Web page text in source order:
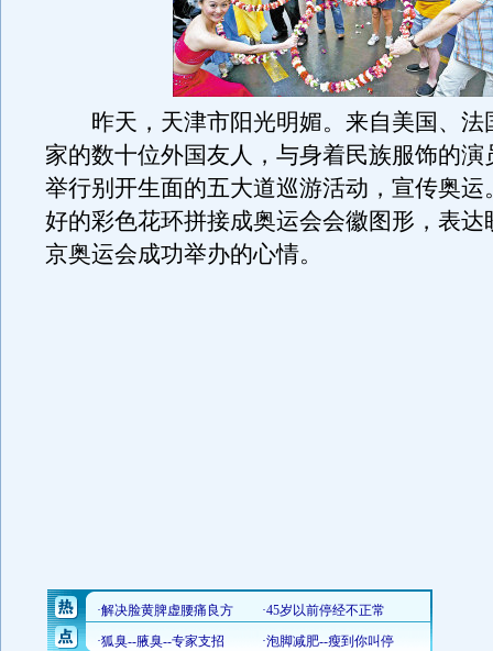
昨天，天津市阳光明媚。来自美国、法
家的数十位外国友人，与身着民族服饰的演
举行别开生面的五大道巡游活动，宣传奥运
好的彩色花环拼接成奥运会会徽图形，表
京奥运会成功举办的心情。